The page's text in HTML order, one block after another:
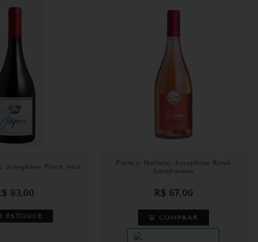
Josephine Pinot Noir
93,00
ESTOQUE
Franco Italiano Josephine Rosé
Sangiovese
R$67,00
COMPRAR